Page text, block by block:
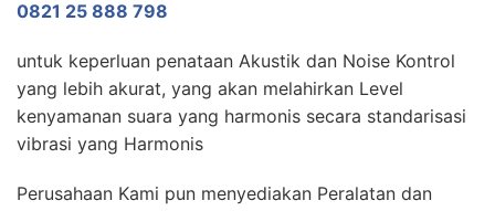
0821 25 888 798
untuk keperluan penataan Akustik dan Noise Kontrol
yang lebih akurat, yang akan melahirkan Level
kenyamanan suara yang harmonis secara standarisasi
vibrasi yang Harmonis
Perusahaan Kami pun menyediakan Peralatan dan